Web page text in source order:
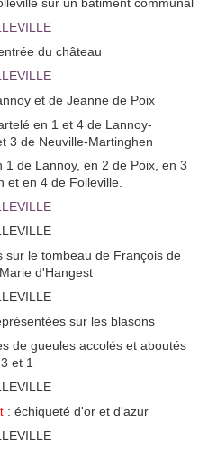
du château
et de Jeanne de Poix
en 1 et 4 de Lannoy-
3 de Neuville-Martinghen
de Lannoy, en 2 de Poix, en 3
et en 4 de Folleville.
sur le tombeau de François de
d'Hangest
sur les blasons
de gueules accolés et aboutés
et 1
: échiqueté d'or et d'azur